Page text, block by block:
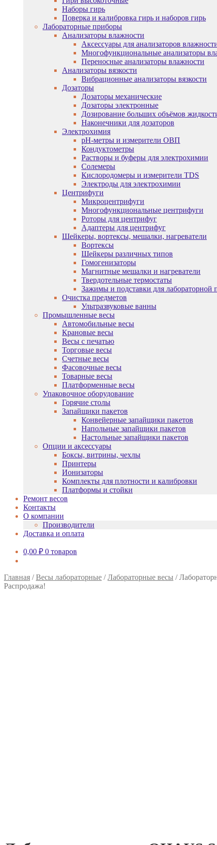
Наборы гирь
Поверка и калибровка гирь и наборов гирь
Лабораторные приборы
Анализаторы влажности
Аксессуары для анализаторов
Многофункциональные анализаторы
Переносные анализаторы влажности
Анализаторы вязкости
Вибрационные анализаторы вязкости
Дозаторы
Дозаторы механические
Дозаторы электронные
Дозирование больших объёмов
Наконечники для дозаторов
Электрохимия
pH-метры и измерители ОВП
Кондуктометры
Растворы и буферы для электрохимии
Солемеры
Кислородомеры и измерители TDS
Электроды для электрохимии
Центрифуги
Микроцентрифуги
Многофункциональные центрифуги
Роторы для центрифуг
Адаптеры для центрифуг
Шейкеры, вортексы, мешалки, нагреватели
Вортексы
Шейкеры различных типов
Гомогенизаторы
Магнитные мешалки и нагреватели
Твердотельные термостаты
Зажимы и подставки для лабораторной
Очистка предметов
Ультразвуковые ванны
Промышленные весы
Автомобильные весы
Крановые весы
Весы с печатью
Торговые весы
Счетные весы
Фасовочные весы
Товарные весы
Платформенные весы
Упаковочное оборудование
Горячие столы
Запайщики пакетов
Конвейерные запайщики пакетов
Напольные запайщики пакетов
Настольные запайщики пакетов
Опции и аксессуары
Боксы, витрины, чехлы
Принтеры
Ионизаторы
Комплекты для плотности и калибровки
Платформы и стойки
Ремонт весов
Контакты
О компании
Производители
Доставка и оплата
0,00 ₽ 0 товаров
Главная /Весы лабораторные /Лабораторные весы /
Распродажа!